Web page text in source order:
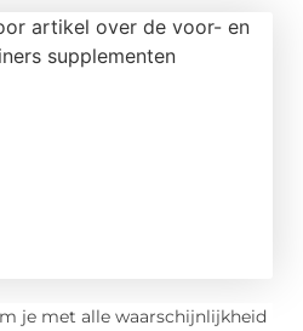
je met alle waarschijnlijkheid